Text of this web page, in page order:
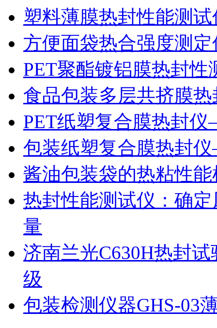
塑料薄膜热封性能测
方便面袋热合强度测
PET聚酯镀铝膜热封性
食品包装多层共挤膜
PET纸塑复合膜热封
包装纸塑复合膜热封
酱油包装袋的热粘性
热封性能测试仪：确
量
济南兰光C630H热封
级
包装检测仪器GHS-03